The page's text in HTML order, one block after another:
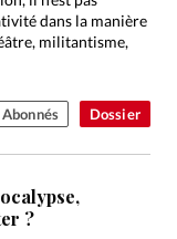
Dossier
dans la manière
militantisme,
Abonnés
?